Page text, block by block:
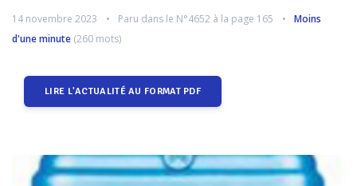
14 novembre 2023 Paru dans le N°4652 à la page 165
Moins
d'une minute (260 mots)
LIRE L'ACTUALITÉ AU FORMAT PDF